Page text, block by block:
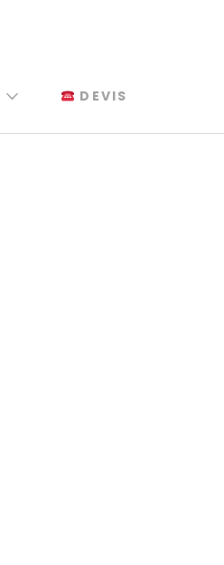
DEVIS